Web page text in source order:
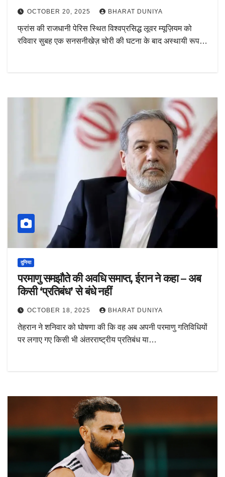
OCTOBER 20, 2025 BHARAT DUNIYA
फ्रांस की राजधानी पेरिस स्थित विश्वप्रसिद्ध लूवर म्यूज़ियम को
रविवार सुबह एक सनसनीखेज़ चोरी की घटना के बाद अस्थायी रूप…
दुनिया
परमाणु समझौते की अवधि समाप्त, ईरान ने कहा – अब
किसी ‘प्रतिबंध’ से बंधे नहीं
OCTOBER 18, 2025 BHARAT DUNIYA
तेहरान ने शनिवार को घोषणा की कि वह अब अपनी परमाणु गतिविधियों
पर लगाए गए किसी भी अंतरराष्ट्रीय प्रतिबंध या…